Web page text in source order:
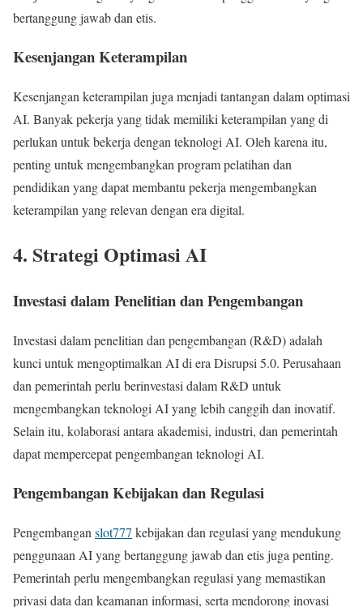
bertanggung jawab dan etis.
Kesenjangan Keterampilan
Kesenjangan keterampilan juga menjadi tantangan dalam optimasi
AI. Banyak pekerja yang tidak memiliki keterampilan yang di
perlukan untuk bekerja dengan teknologi AI. Oleh karena itu,
penting untuk mengembangkan program pelatihan dan
pendidikan yang dapat membantu pekerja mengembangkan
keterampilan yang relevan dengan era digital.
4. Strategi Optimasi AI
Investasi dalam Penelitian dan Pengembangan
Investasi dalam penelitian dan pengembangan (R&D) adalah
kunci untuk mengoptimalkan AI di era Disrupsi 5.0. Perusahaan
dan pemerintah perlu berinvestasi dalam R&D untuk
mengembangkan teknologi AI yang lebih canggih dan inovatif.
Selain itu, kolaborasi antara akademisi, industri, dan pemerintah
dapat mempercepat pengembangan teknologi AI.
Pengembangan Kebijakan dan Regulasi
Pengembangan slot777 kebijakan dan regulasi yang mendukung
penggunaan AI yang bertanggung jawab dan etis juga penting.
Pemerintah perlu mengembangkan regulasi yang memastikan
privasi data dan keamanan informasi, serta mendorong inovasi